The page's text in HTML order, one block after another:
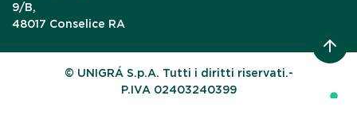
9/B,
48017 Conselice RA
© UNIGRÁ S.p.A. Tutti i diritti riservati.-
P.IVA 02403240399